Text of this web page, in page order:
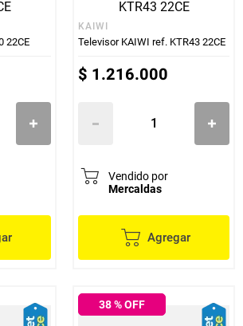
22CE
KAIWI
Televisor KAIWI ref. KTR43 22CE
$ 1.216.000
Vendido por
Mercaldas
Agregar
38% OFF